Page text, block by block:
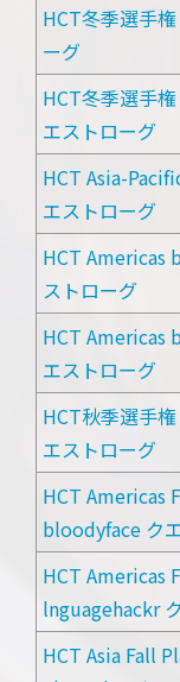
HCT冬季選手
ーグ
HCT冬季選手
エストローグ
HCT Asia-
エストローグ
HCT Americas
ストローグ
HCT Americas
エストローグ
HCT秋季選手
エストローグ
HCT Americas
bloodyface ク
HCT Americas
lnguagehackr
HCT Asia Fall